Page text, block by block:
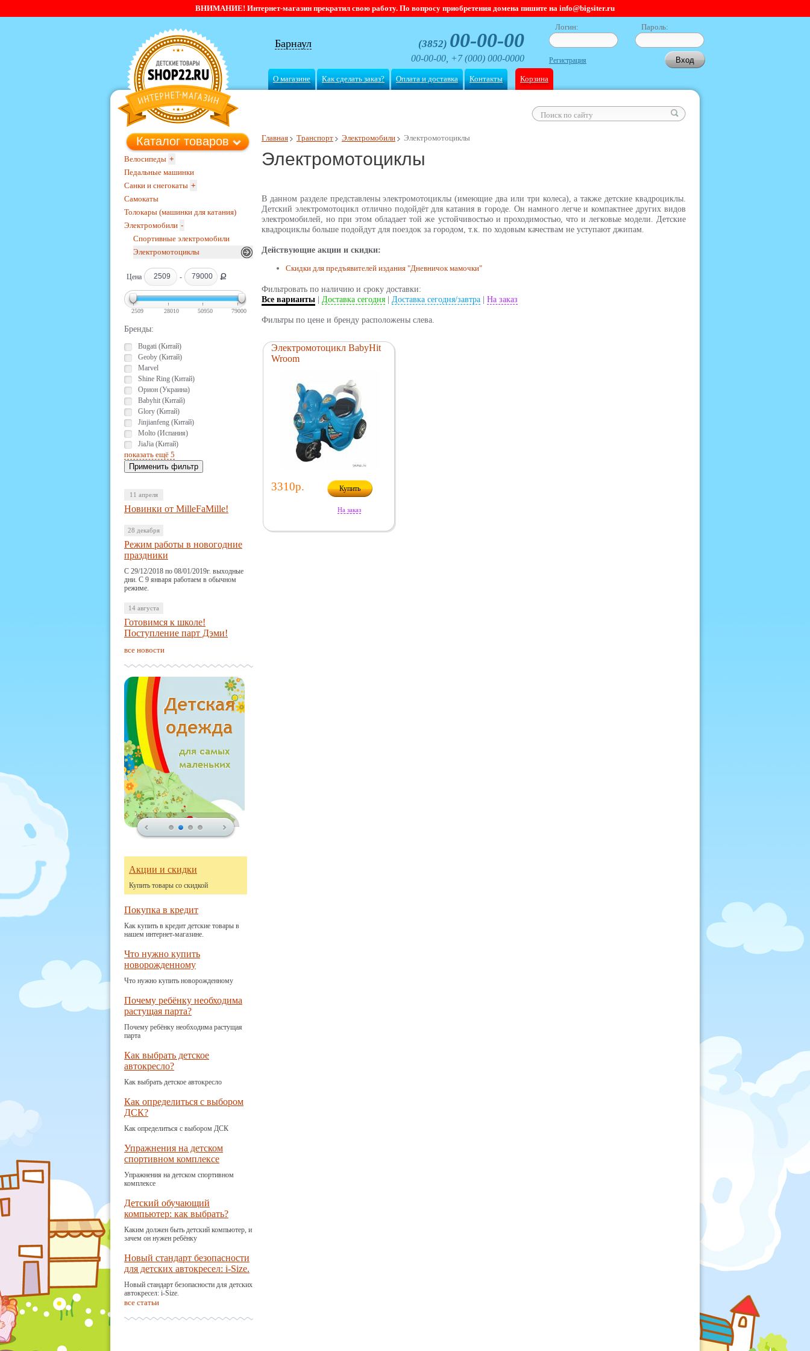
ВНИМАНИЕ! Интернет-магазин прекратил свою работу. По вопросу приобретения домена пишите на info@bigsiter.ru
Барнаул (3852) 00-00-00
00-00-00, +7 (000) 000-0000
Логин: Пароль:
Регистрация
О магазине Как сделать заказ? Оплата и доставка Контакты Корзина
Главная Транспорт Электромобили Электромотоциклы
Электромотоциклы
В данном разделе представлены электромотоциклы (имеющие два или три колеса), а также детские квадроциклы.
Детский электромотоцикл отлично подойдёт для катания в городе. Он намного легче и компактнее других видов
электромобилей, но при этом обладает той же устойчивостью и проходимостью, что и легковые модели. Детские
квадроциклы больше подойдут для поездок за городом, т.к. по ходовым качествам не уступают джипам.
Действующие акции и скидки:
Скидки для предъявителей издания "Дневничок мамочки"
Фильтровать по наличию и сроку доставки:
Все варианты
Доставка сегодня Доставка сегодня/завтра На заказ
Фильтры по цене и бренду расположены слева.
Каталог товаров
Велосипеды +
Педальные машинки
Санки и снегокаты +
Самокаты
Толокары (машинки для катания)
Электромобили -
Спортивные электромобили
Электромотоциклы
Цена - Ք
2509 28010 50950 79000
Бренды:
Bugati (Китай)
Geoby (Китай)
Marvel
Shine Ring (Китай)
Орион (Украина)
Babyhit (Китай)
Glory (Китай)
Jinjianfeng (Китай)
Molto (Испания)
JiaJia (Китай)
показать ещё 5
11 апреля
Новинки от MilleFaMille!
28 декабря
Режим работы в новогодние
праздники
С 29/12/2018 по 08/01/2019г. выходные
дни. С 9 января работаем в обычном
режиме.
14 августа
Готовимся к школе!
Поступление парт Дэми!
все новости
Акции и скидки
Купить товары со скидкой
Покупка в кредит
Как купить в кредит детские товары в
нашем интернет-магазине.
Что нужно купить
новорожденному
Что нужно купить новорожденному
Почему ребёнку необходима
растущая парта?
Почему ребёнку необходима растущая
парта
Как выбрать детское
автокресло?
Как выбрать детское автокресло
Как определиться с выбором
ДСК?
Как определиться с выбором ДСК
Упражнения на детском
спортивном комплексе
Упражнения на детском спортивном
комплексе
Детский обучающий
компьютер: как выбрать?
Каким должен быть детский компьютер, и
зачем он нужен ребёнку
Новый стандарт безопасности
для детских автокресел: i-Size.
Новый стандарт безопасности для детских
автокресел: i-Size.
все статьи
Электромотоцикл BabyHit
Wroom
3310р. Купить
На заказ